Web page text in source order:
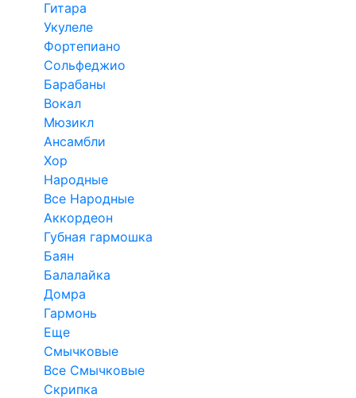
Гитара
Укулеле
Фортепиано
Сольфеджио
Барабаны
Вокал
Мюзикл
Ансамбли
Хор
Народные
Все Народные
Аккордеон
Губная гармошка
Баян
Балалайка
Домра
Гармонь
Еще
Смычковые
Все Смычковые
Скрипка